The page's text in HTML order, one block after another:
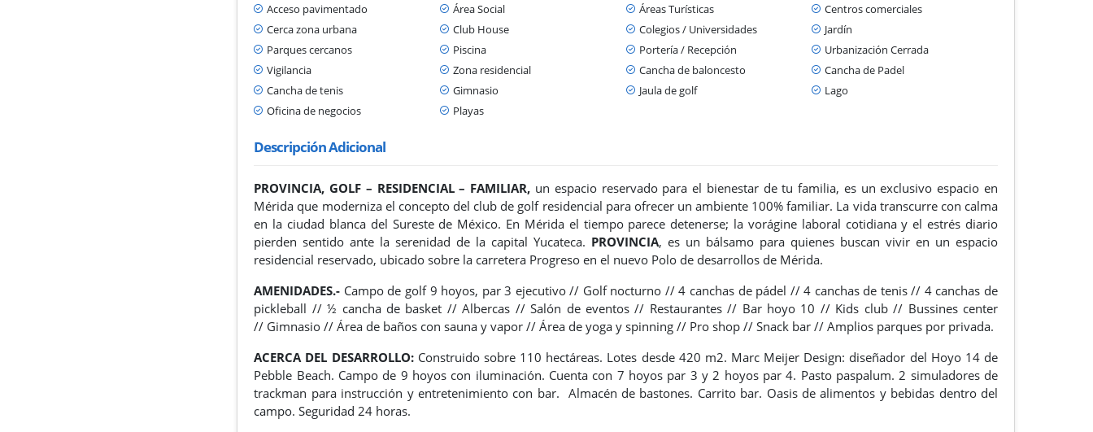
Acceso pavimentado Área Social Áreas Turísticas
Centros comerciales
Cerca zona urbana
Club House Colegios / Universidades
Jardín
Parques cercanos
Piscina Portería / Recepción
Urbanización Cerrada
Vigilancia
Zona residencial Cancha de baloncesto
Cancha de Padel
Cancha de tenis
Gimnasio Jaula de golf
Lago
Oficina de negocios
Playas
Descripción Adicional
PROVINCIA, GOLF – RESIDENCIAL – FAMILIAR, un espacio reservado para el bienestar de tu familia, es un exclusivo espacio en
Mérida que moderniza el concepto del club de golf residencial para ofrecer un ambiente 100% familiar. La vida transcurre con calma
en la ciudad blanca del Sureste de México. En Mérida el tiempo parece detenerse; la vorágine laboral cotidiana y el estrés diario
pierden sentido ante la serenidad de la capital Yucateca. PROVINCIA, es un bálsamo para quienes buscan vivir en un espacio
residencial reservado, ubicado sobre la carretera Progreso en el nuevo Polo de desarrollos de Mérida.
AMENIDADES.- Campo de golf 9 hoyos, par 3 ejecutivo // Golf nocturno //4 canchas de pádel //4 canchas de tenis // 4 canchas de
pickleball //½ cancha de basket //Albercas //Salón de eventos // Restaurantes // Bar hoyo 10 // Kids club // Bussines center
// Gimnasio //Área de baños con sauna y vapor //Área de yoga y spinning // Pro shop //Snack bar //Amplios parques por privada.
ACERCA DEL DESARROLLO: Construido sobre 110 hectáreas. Lotes desde 420 m2. Marc Meijer Design: diseñador del Hoyo 14 de
Pebble Beach. Campo de 9 hoyos con iluminación. Cuenta con 7 hoyos par 3 y 2 hoyos par 4. Pasto paspalum. 2 simuladores de
trackman para instrucción y entretenimiento con bar. Almacén de bastones. Carrito bar. Oasis de alimentos y bebidas dentro del
campo.Seguridad 24 horas.